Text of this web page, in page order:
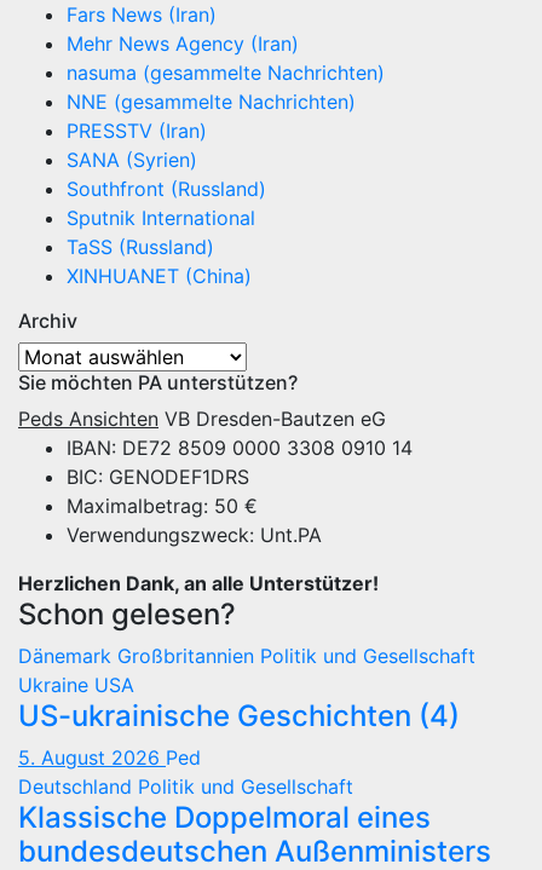
Fars News (Iran)
Mehr News Agency (Iran)
nasuma (gesammelte Nachrichten)
NNE (gesammelte Nachrichten)
PRESSTV (Iran)
SANA (Syrien)
Southfront (Russland)
Sputnik International
TaSS (Russland)
XINHUANET (China)
Archiv
Archiv
Sie möchten PA unterstützen?
Peds Ansichten VB Dresden-Bautzen eG
IBAN: DE72 8509 0000 3308 0910 14
BIC: GENODEF1DRS
Maximalbetrag: 50 €
Verwendungszweck: Unt.PA
Herzlichen Dank, an alle Unterstützer!
Schon gelesen?
Dänemark Großbritannien Politik und Gesellschaft
Ukraine USA
US-ukrainische Geschichten (4)
5. August 2026 Ped
Deutschland Politik und Gesellschaft
Klassische Doppelmoral eines
bundesdeutschen Außenministers